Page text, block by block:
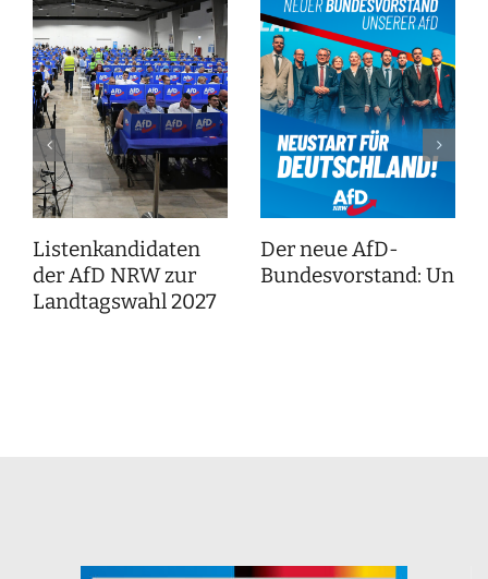
Listenkandidaten
der AfD NRW zur
Landtagswahl 2027
Der neue AfD-
Bundesvorstand: